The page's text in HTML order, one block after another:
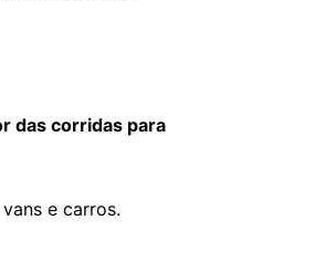
das corridas para
e carros.